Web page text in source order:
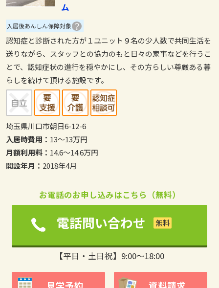
ム
入居後あんしん保障対象
認知症と診断された方が１ユニット９名の少人数で共同生活を
送りながら、スタッフとの協力のもと日々の家事などを行うこ
とで、認知症状の進行を穏やかにし、その方らしい尊厳ある暮
らしを続けて頂ける施設です。
埼玉県川口市朝日6-12-6
入居時費用： 13～13万円
月額利用料： 14.6～14.6万円
開設年月： 2018年4月
お電話のお申し込みはこちら（無料）
電話問い合わせ
【平日・土日祝】9:00～18:00